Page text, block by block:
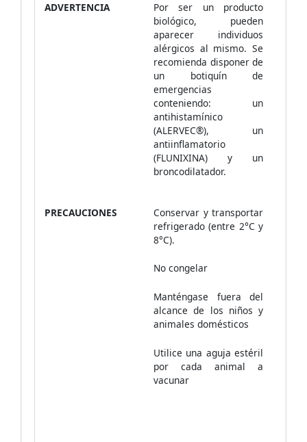
ADVERTENCIA
Por ser un producto
biológico, pueden
aparecer individuos
alérgicos al mismo. Se
recomienda disponer de
un botiquín de
emergencias
conteniendo: un
antihistamínico
(ALERVEC®), un
antiinflamatorio
(FLUNIXINA) y un
broncodilatador.
PRECAUCIONES
Conservar y transportar
refrigerado (entre 2°C y
8°C).
No congelar
Manténgase fuera del
alcance de los niños y
animales domésticos
Utilice una aguja estéril
por cada animal a
vacunar